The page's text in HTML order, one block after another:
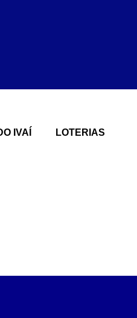
IVAÍ LOTERIAS